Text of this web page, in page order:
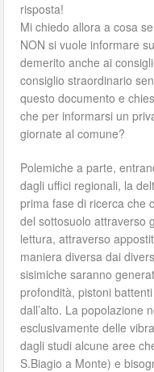
risposta!
Mi chiedo allora a cosa
NON si vuole informare
demerito anche ai
consiglio straordinario
questo documento e
che per informarsi un
giornate al comune?
Polemiche a parte,
dagli uffici regionali, la
prima fase di ricerca che
del sottosuolo attraverso
lettura, attraverso
maniera diversa dai
sisimiche saranno
profondità, pistoni
dall’alto. La popolazione
esclusivamente delle
dagli studi alcune aree
S.Biagio a Monte) e